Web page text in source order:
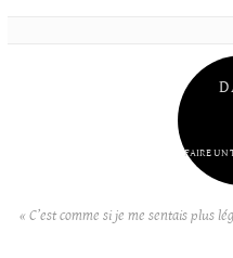
FAIRE UN
« C’est comme si je me sentais plus